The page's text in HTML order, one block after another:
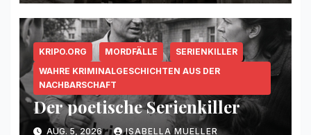
KRIPO.ORG MORDFÄLLE
SERIENKILLER
WAHRE KRIMINALGESCHICHTEN AUS DER
NACHBARSCHAFT
Der poetische Serienkiller
AUG. 5, 2026 ISABELLA MUELLER